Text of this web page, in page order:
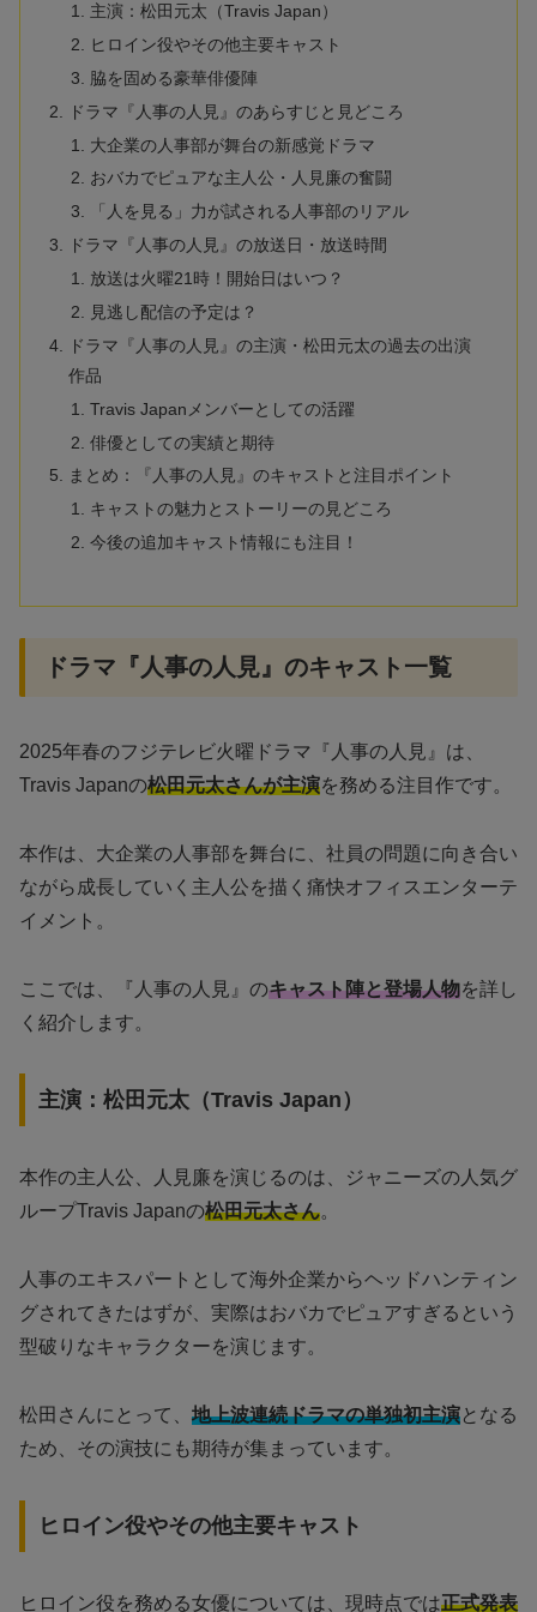
主演：松田元太（Travis Japan）
ヒロイン役やその他主要キャスト
脇を固める豪華俳優陣
ドラマ『人事の人見』のあらすじと見どころ
大企業の人事部が舞台の新感覚ドラマ
おバカでピュアな主人公・人見廉の奮闘
「人を見る」力が試される人事部のリアル
ドラマ『人事の人見』の放送日・放送時間
放送は火曜21時！開始日はいつ？
見逃し配信の予定は？
ドラマ『人事の人見』の主演・松田元太の過去の出演
作品
Travis Japanメンバーとしての活躍
俳優としての実績と期待
まとめ：『人事の人見』のキャストと注目ポイント
キャストの魅力とストーリーの見どころ
今後の追加キャスト情報にも注目！
ドラマ『人事の人見』のキャスト一覧
2025年春のフジテレビ火曜ドラマ『人事の人見』は、
Travis Japanの松田元太さんが主演を務める注目作です。
本作は、大企業の人事部を舞台に、社員の問題に向き合い
ながら成長していく主人公を描く痛快オフィスエンターテ
イメント。
ここでは、『人事の人見』のキャスト陣と登場人物を詳し
く紹介します。
主演：松田元太（Travis Japan）
本作の主人公、人見廉を演じるのは、ジャニーズの人気グ
ループTravis Japanの松田元太さん。
人事のエキスパートとして海外企業からヘッドハンティン
グされてきたはずが、実際はおバカでピュアすぎるという
型破りなキャラクターを演じます。
松田さんにとって、 地上波連続ドラマの単独初主演となる
ため、その演技にも期待が集まっています。
ヒロイン役やその他主要キャスト
ヒロイン役を務める女優については、現時点では正式発表